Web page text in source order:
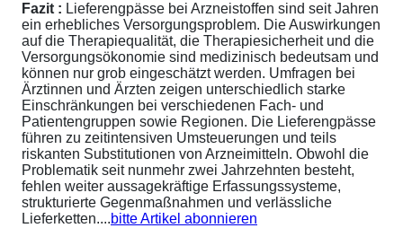
Fazit : Lieferengpässe bei Arzneistoffen sind seit Jahren
ein erhebliches Versorgungsproblem. Die Auswirkungen
auf die Therapiequalität, die Therapiesicherheit und die
Versorgungsökonomie sind medizinisch bedeutsam und
können nur grob eingeschätzt werden. Umfragen bei
Ärztinnen und Ärzten zeigen unterschiedlich starke
Einschränkungen bei verschiedenen Fach- und
Patientengruppen sowie Regionen. Die Lieferengpässe
führen zu zeitintensiven Umsteuerungen und teils
riskanten Substitutionen von Arzneimitteln. Obwohl die
Problematik seit nunmehr zwei Jahrzehnten besteht,
fehlen weiter aussagekräftige Erfassungssysteme,
strukturierte Gegenmaßnahmen und verlässliche
Lieferketten....bitte Artikel abonnieren